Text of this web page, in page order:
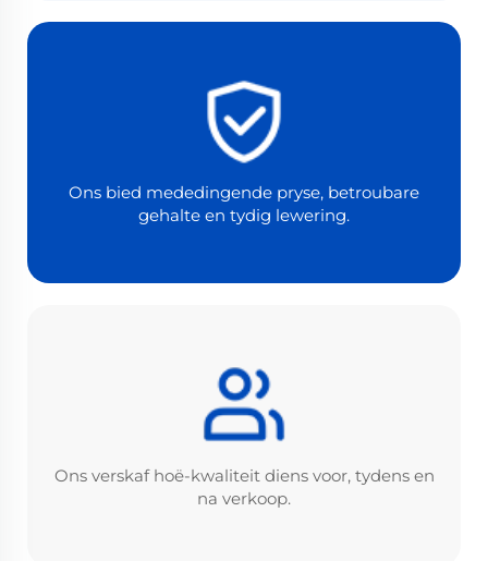
Ons bied mededingende pryse, betroubare
gehalte en tydig lewering.
Ons verskaf hoë-kwaliteit diens voor, tydens en
na verkoop.